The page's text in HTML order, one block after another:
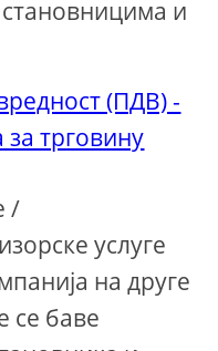
и
(ПДВ) -
трговину
/
услуге
на друге
се баве